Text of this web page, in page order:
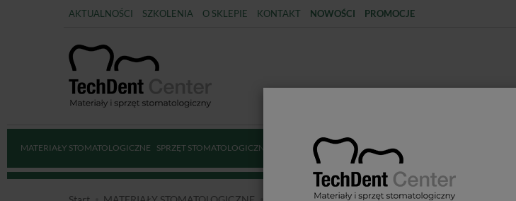
AKTUALNOŚCI SZKOLENIA O SKLEPIE KONTAKT NOWOŚCI PROMOCJE
MATERIAŁY STOMATOLOGICZNE SPRZĘT STOMATOLOGICZNY DEZYNFEKCJA STERYLIZACJA